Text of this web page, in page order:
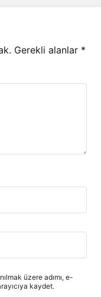
Gerekli alanlar *
üzere adımı, e-
kaydet.